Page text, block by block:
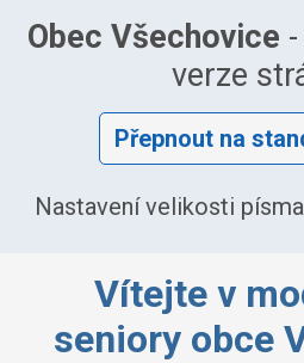
Obec Všechovice
verze
Přepnout na
Nastavení velikosti písma
Vítejte v
seniory obce